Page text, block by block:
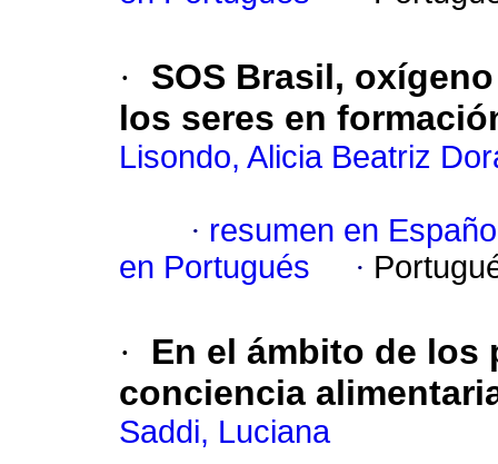
·
SOS Brasil,
los seres en
Lisondo, Alicia Beatriz
· resumen en
en Portugués
·
·
En el ámbito de los
conciencia
Saddi, Luciana